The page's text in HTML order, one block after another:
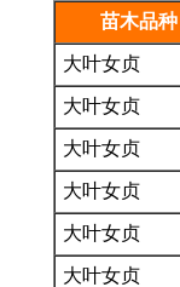
苗木品种
大叶女贞
大叶女贞
大叶女贞
大叶女贞
大叶女贞
大叶女贞